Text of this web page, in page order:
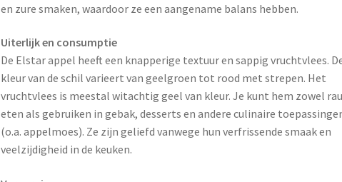
en zure smaken, waardoor ze een aangename balans hebben.
Uiterlijk en consumptie
De Elstar appel heeft een knapperige textuur en sappig vruchtvlees.
kleur van de schil varieert van geelgroen tot rood met strepen. Het
vruchtvlees is meestal witachtig geel van kleur. Je kunt hem zowel
eten als gebruiken in gebak, desserts en andere culinaire
(o.a. appelmoes). Ze zijn geliefd vanwege hun verfrissende smaak en
veelzijdigheid in de keuken.